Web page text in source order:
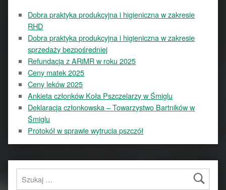
Dobra praktyka produkcyjna i higieniczna w zakresie
RHD
Dobra praktyka produkcyjna i higieniczna w zakresie
sprzedaży bezpośredniej
Refundacja z ARiMR w roku 2025
Ceny matek 2025
Ceny leków 2025
Ankieta członków Koła Pszczelarzy w Śmiglu
Deklaracja członkowska – Towarzystwo Bartników w
Śmiglu
Protokół w sprawie wytrucia pszczół
Szukaj: